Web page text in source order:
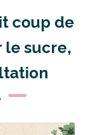
coup de
le sucre,